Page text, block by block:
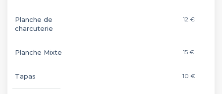
Planche de
charcuterie
12 €
Planche Mixte 15 €
Tapas 10 €